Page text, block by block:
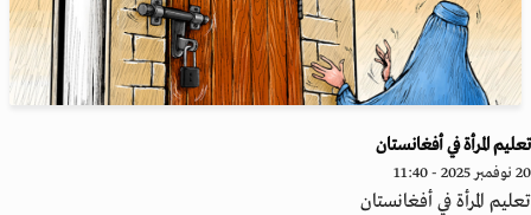
المرأة في أفغانستان
11:40
المرأة في أفغانستان